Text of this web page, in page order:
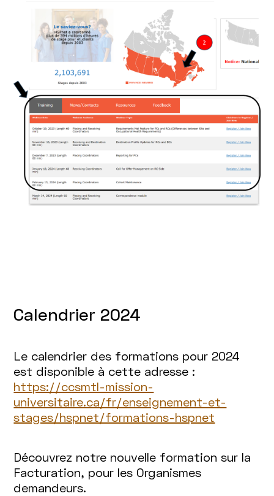
Calendrier 2024
Le calendrier des formations pour 2024
est disponible à cette adresse :
https://ccsmtl-mission-
universitaire.ca/fr/enseignement-et-
stages/hspnet/formations-hspnet
Découvrez notre nouvelle formation sur la
Facturation, pour les Organismes
demandeurs.